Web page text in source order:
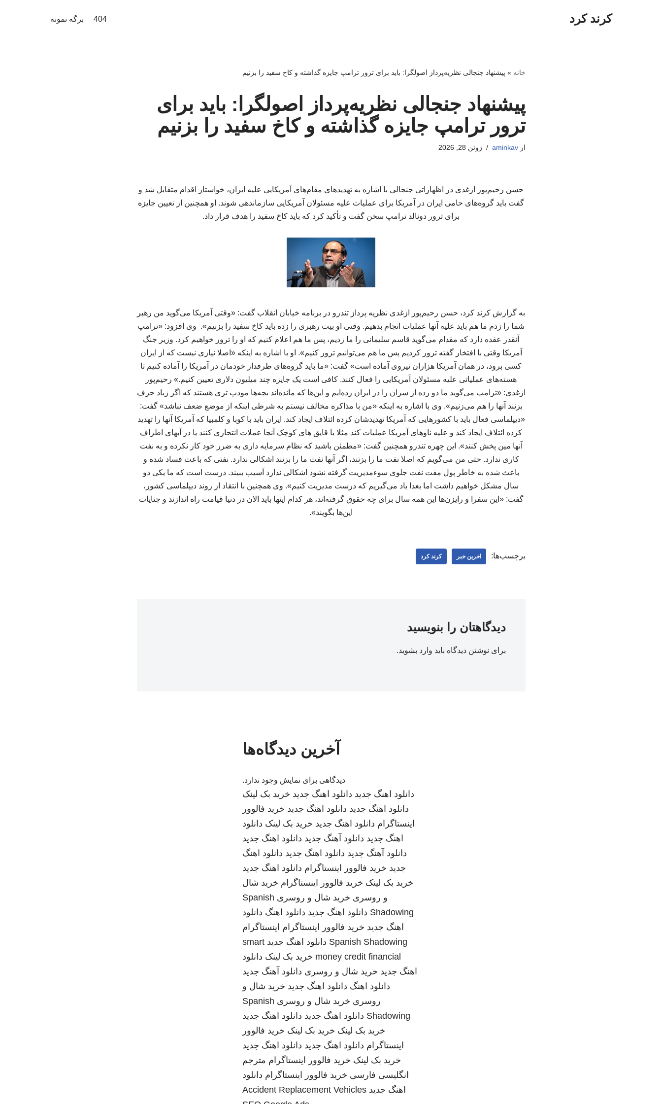
کرند کرد 404 برگه نمونه
خانه » پیشنهاد جنجالی نظریه‌پرداز اصولگرا: باید برای ترور ترامپ جایزه گذاشته و کاخ سفید را بزنیم
پیشنهاد جنجالی نظریه‌پرداز اصولگرا: باید برای
ترور ترامپ جایزه گذاشته و کاخ سفید را بزنیم
ازaminkav ژوئن 28, 2026
حسن رحیم‌پور ازغدی در اظهاراتی جنجالی با اشاره به تهدیدهای مقام‌های آمریکایی علیه ایران، خواستار اقدام متقابل شد و
گفت باید گروه‌های حامی ایران در آمریکا برای عملیات علیه مسئولان آمریکایی سازماندهی شوند. او همچنین از تعیین جایزه
برای ترور دونالد ترامپ سخن گفت و تأکید کرد که باید کاخ سفید را هدف قرار داد.
به گزارش کرند کرد، حسن رحیم‌پور ازغدی نظریه پرداز تندرو در برنامه خیابان انقلاب گفت: «وقتی آمریکا می‌گوید من رهبر
شما را زدم ما هم باید علیه آنها عملیات انجام بدهیم. وقتی او بیت رهبری را زده باید کاخ سفید را بزنیم». وی افزود: «ترامپ
آنقدر عقده دارد که مقدام می‌گوید قاسم سلیمانی را ما زدیم، پس ما هم اعلام کنیم که او را ترور خواهیم کرد. وزیر جنگ
آمریکا وقتی با افتخار گفته ترور کردیم پس ما هم می‌توانیم ترور کنیم». او با اشاره به اینکه «اصلا نیازی نیست که از ایران
کسی برود، در همان آمریکا هزاران نیروی آماده است» گفت: «ما باید گروه‌های طرفدار خودمان در آمریکا را آماده کنیم تا
هسته‌های عملیاتی علیه مسئولان آمریکایی را فعال کنند. کافی است یک جایزه چند میلیون دلاری تعیین کنیم.» رحیم‌پور
ازغدی: «ترامپ می‌گوید ما دو رده از سران را در ایران زده‌ایم و این‌ها که مانده‌اند بچه‌ها مودب تری هستند که اگر زیاد حرف
بزنند آنها را هم می‌زنیم». وی با اشاره به اینکه «من با مذاکره مخالف نیستم به شرطی اینکه از موضع ضعف نباشد» گفت:
«دیپلماسی فعال باید با کشورهایی که آمریکا تهدیدشان کرده ائتلاف ایجاد کند. ایران باید با کوبا و کلمبیا که آمریکا آنها را تهدید
کرده ائتلاف ایجاد کند و علیه ناوهای آمریکا عملیات کند مثلا با قایق های کوچک آنجا عملات انتحاری کنند یا در آبهای اطراف
آنها مین پخش کنند». این چهره تندرو همچنین گفت: «مطمئن باشید که نظام سرمایه داری به ضرر خود کار نکرده و به نفت
کاری ندارد. حتی من می‌گویم که اصلا نفت ما را بزنند، اگر آنها نفت ما را بزنند اشکالی ندارد. نفتی که باعث فساد شده و
باعث شده به خاطر پول مفت نفت جلوی سوءمدیریت گرفته نشود اشکالی ندارد آسیب ببیند. درست است که ما یکی دو
سال مشکل خواهیم داشت اما بعدا یاد می‌گیریم که درست مدیریت کنیم». وی همچنین با انتقاد از روند دیپلماسی کشور،
گفت: «این سفرا و رایزن‌ها این همه سال برای چه حقوق گرفته‌اند، هر کدام اینها باید الان در دنیا قیامت راه اندازند و جنایات
این‌ها بگویند».
برچسب‌ها: اخرین خبر کرند کرد
دیدگاهتان را بنویسید
برای نوشتن دیدگاه باید وارد بشوید.
آخرین دیدگاه‌ها
دیدگاهی برای نمایش وجود ندارد.
دانلود اهنگ جدید دانلود اهنگ جدید خرید بک لینک
دانلود اهنگ جدید دانلود اهنگ جدید خرید فالوور
اینستاگرام دانلود اهنگ جدید خرید بک لینک دانلود
اهنگ جدید دانلود آهنگ جدید دانلود اهنگ جدید
دانلود آهنگ جدید دانلود اهنگ جدید دانلود اهنگ
جدید خرید فالوور اینستاگرام دانلود اهنگ جدید
خرید بک لینک خرید فالوور اینستاگرام خرید شال
و روسری خرید شال و روسری Spanish
Shadowing دانلود اهنگ جدید دانلود اهنگ دانلود
اهنگ جدید خرید فالوور اینستاگرام اینستاگرام
Spanish Shadowing دانلود اهنگ جدید smart
money credit financial خرید بک لینک دانلود
اهنگ جدید خرید شال و روسری دانلود آهنگ جدید
دانلود اهنگ دانلود اهنگ جدید خرید شال و
روسری خرید شال و روسری Spanish
Shadowing دانلود اهنگ جدید دانلود اهنگ جدید
خرید بک لینک خرید بک لینک خرید فالوور
اینستاگرام دانلود اهنگ جدید دانلود اهنگ جدید
خرید بک لینک خرید فالوور اینستاگرام مترجم
انگلیسی فارسی خرید فالوور اینستاگرام دانلود
اهنگ جدید Accident Replacement Vehicles